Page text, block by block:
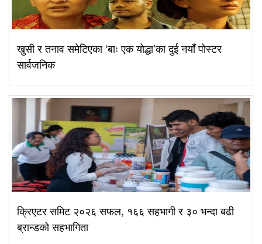
खुसी र तनाव समेटिएका ‘बाः एक योद्धा’का दुई नयाँ पोस्टर
सार्वजनिक
क्रिएटर समिट २०२६ सफल, १६६ सहभागी र ३० भन्दा बढी
ब्रान्डको सहभागिता